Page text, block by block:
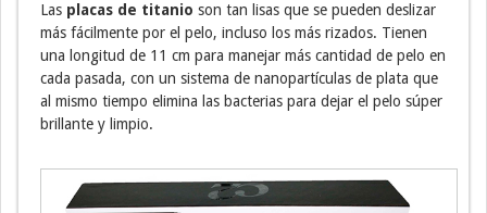
Las placas de titanio son tan lisas que se pueden deslizar
más fácilmente por el pelo, incluso los más rizados. Tienen
una longitud de 11 cm para manejar más cantidad de pelo en
cada pasada, con un sistema de nanopartículas de plata que
al mismo tiempo elimina las bacterias para dejar el pelo súper
brillante y limpio.